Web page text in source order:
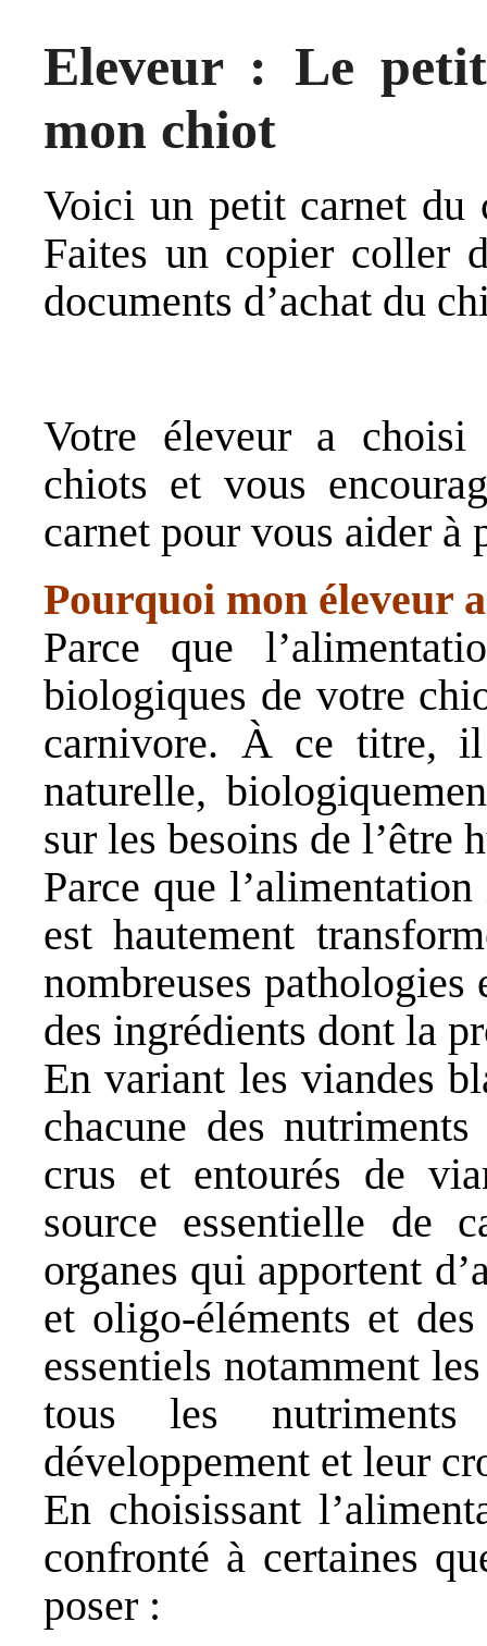
Eleveur : Le
mon chiot
Voici un petit carnet du
Faites un copier coller
documents d’achat du
Votre éleveur a choisi
chiots et vous
carnet pour vous aider à
Pourquoi mon éleveur
Parce que
biologiques de votre
carnivore. À ce titre, il
naturelle,
sur les besoins de l’être
Parce que
est hautement
nombreuses pathologies
des ingrédients dont la
En variant les viandes
chacune des
crus et entourés de
source essentielle de
organes qui apportent
et oligo-éléments et
essentiels notamment
tous les
développement et leur
En choisissant
confronté à certaines
poser :